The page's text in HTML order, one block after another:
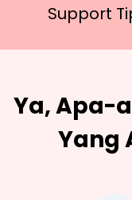
Support
Ya, Apa-
Yang